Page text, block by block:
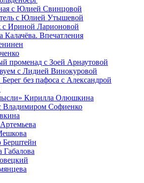
с Юлией Свинцовой
с Юлией Утышевой
с Ириной Ларионовой
Калачёва. Впечатления
променад с Зоей Арнаутовой
с Лидией Винокуровой
без пафоса с Александрой
Кирилла Олюшкина
Владимиром Софиенко
Берштейн
Габалова